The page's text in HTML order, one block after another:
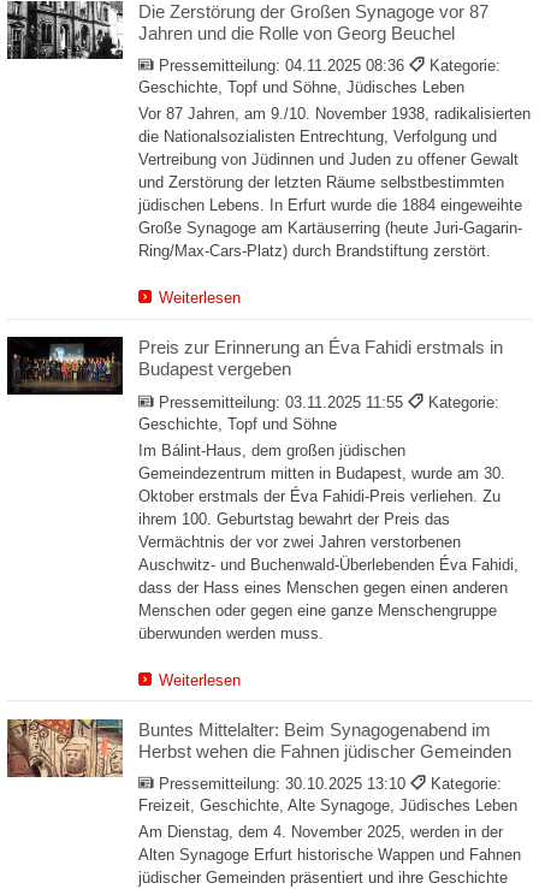
Die Zerstörung der Großen Synagoge vor 87
Jahren und die Rolle von Georg Beuchel
Pressemitteilung: 04.11.2025 08:36
Kategorie:
Geschichte, Topf und Söhne, Jüdisches Leben
Vor 87 Jahren, am 9./10. November 1938, radikalisierten
die Nationalsozialisten Entrechtung, Verfolgung und
Vertreibung von Jüdinnen und Juden zu offener Gewalt
und Zerstörung der letzten Räume selbstbestimmten
jüdischen Lebens. In Erfurt wurde die 1884 eingeweihte
Große Synagoge am Kartäuserring (heute Juri-Gagarin-
Ring/Max-Cars-Platz) durch Brandstiftung zerstört.
Weiterlesen
Preis zur Erinnerung an Éva Fahidi erstmals in
Budapest vergeben
Pressemitteilung: 03.11.2025 11:55
Kategorie:
Geschichte, Topf und Söhne
Im Bálint-Haus, dem großen jüdischen
Gemeindezentrum mitten in Budapest, wurde am 30.
Oktober erstmals der Éva Fahidi-Preis verliehen. Zu
ihrem 100. Geburtstag bewahrt der Preis das
Vermächtnis der vor zwei Jahren verstorbenen
Auschwitz- und Buchenwald-Überlebenden Éva Fahidi,
dass der Hass eines Menschen gegen einen anderen
Menschen oder gegen eine ganze Menschengruppe
überwunden werden muss.
Weiterlesen
Buntes Mittelalter: Beim Synagogenabend im
Herbst wehen die Fahnen jüdischer Gemeinden
Pressemitteilung: 30.10.2025 13:10
Kategorie:
Freizeit, Geschichte, Alte Synagoge, Jüdisches Leben
Am Dienstag, dem 4. November 2025, werden in der
Alten Synagoge Erfurt historische Wappen und Fahnen
jüdischer Gemeinden präsentiert und ihre Geschichte